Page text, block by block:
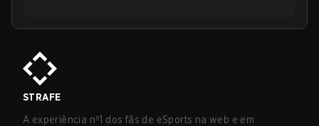
STRAFE
A experiência nº1 dos fãs de eSports na web e em